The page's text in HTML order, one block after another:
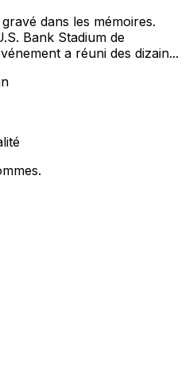
dans les mémoires.
Bank Stadium de
a réuni des dizain...